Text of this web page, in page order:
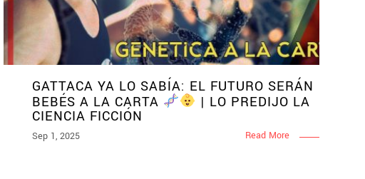
GATTACA YA LO SABÍA: EL FUTURO SERÁN
BEBÉS A LA CARTA
| LO PREDIJO LA
CIENCIA FICCIÓN
Sep 1, 2025 Read More